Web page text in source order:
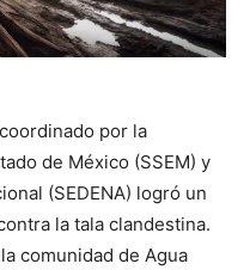
por la
de México (SSEM) y
(SEDENA) logró un
la tala clandestina.
comunidad de Agua